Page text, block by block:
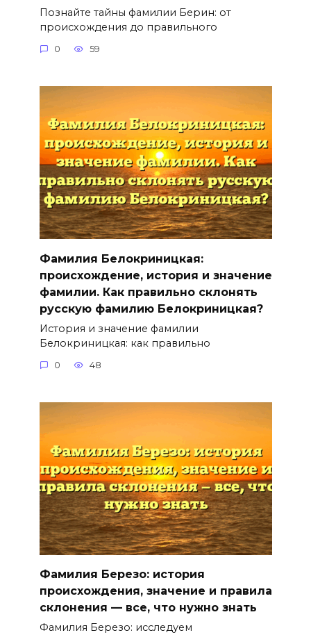
Познайте тайны фамилии Берин: от
происхождения до правильного
0 59
Фамилия Белокриницкая:
происхождение, история и значение
фамилии. Как правильно склонять
русскую фамилию Белокриницкая?
История и значение фамилии
Белокриницкая: как правильно
0 48
Фамилия Березо: история
происхождения, значение и правила
склонения — все, что нужно знать
Фамилия Березо: исследуем